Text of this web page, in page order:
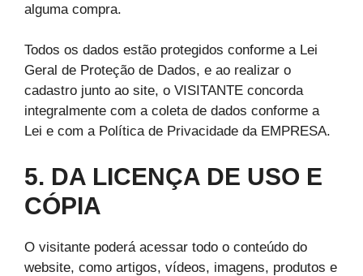
alguma compra.
Todos os dados estão protegidos conforme a Lei
Geral de Proteção de Dados, e ao realizar o
cadastro junto ao site, o VISITANTE concorda
integralmente com a coleta de dados conforme a
Lei e com a Política de Privacidade da EMPRESA.
5. DA LICENÇA DE USO E
CÓPIA
O visitante poderá acessar todo o conteúdo do
website, como artigos, vídeos, imagens, produtos e